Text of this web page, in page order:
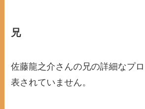
兄
佐藤龍之介さんの兄の詳細なプ
表されていません。